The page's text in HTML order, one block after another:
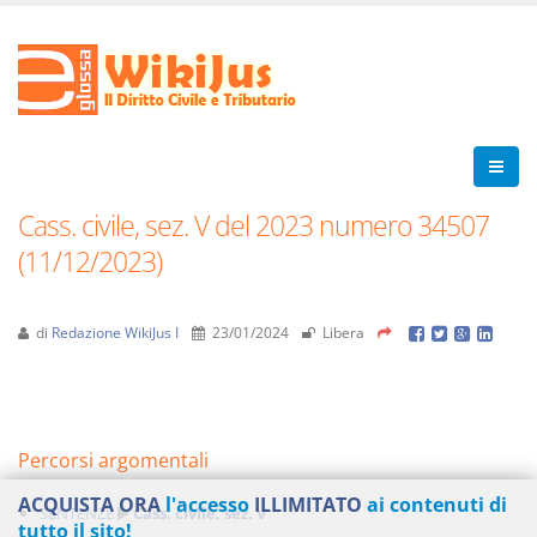
Cass. civile, sez. V del 2023 numero 34507
(11/12/2023)
di Redazione WikiJus I 23/01/2024 Libera
Percorsi argomentali
SENTENZE Cass. civile, sez. V
ACQUISTA ORAl'accesso ILLIMITATO ai contenuti di
tutto il sito!